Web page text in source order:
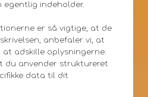
egentlig indeholder.
er så vigtige, at de
anbefaler vi, at
adskille oplysningerne.
du anvender struktureret
data til dit